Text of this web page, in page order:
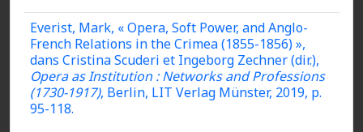
Everist, Mark, « Opera, Soft Power, and Anglo-
French Relations in the Crimea (1855-1856) »,
dans Cristina Scuderi et Ingeborg Zechner (dir.),
Opera as Institution : Networks and Professions
(1730-1917), Berlin, LIT Verlag Münster, 2019, p.
95-118.